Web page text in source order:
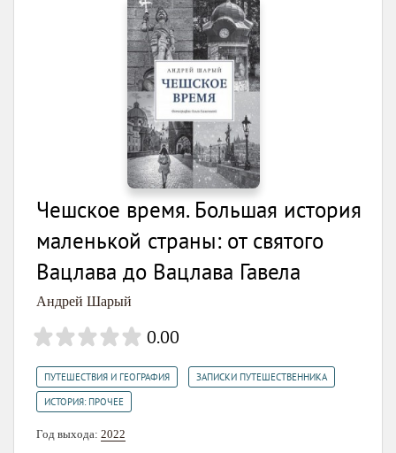
Чешское время. Большая история
маленькой страны: от святого
Вацлава до Вацлава Гавела
Андрей Шарый
0.00
ПУТЕШЕСТВИЯ И ГЕОГРАФИЯ ЗАПИСКИ ПУТЕШЕСТВЕННИКА
ИСТОРИЯ: ПРОЧЕЕ
Год выхода: 2022